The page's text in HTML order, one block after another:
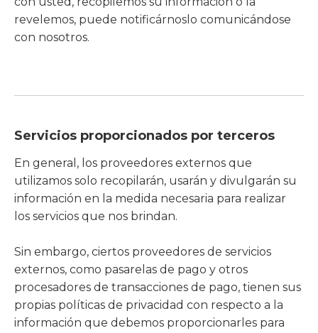
revelemos, puede notificárnoslo comunicándose
con nosotros.
Servicios proporcionados por terceros
En general, los proveedores externos que
utilizamos solo recopilarán, usarán y divulgarán su
información en la medida necesaria para realizar
los servicios que nos brindan.
Sin embargo, ciertos proveedores de servicios
externos, como pasarelas de pago y otros
procesadores de transacciones de pago, tienen sus
propias políticas de privacidad con respecto a la
información que debemos proporcionarles para